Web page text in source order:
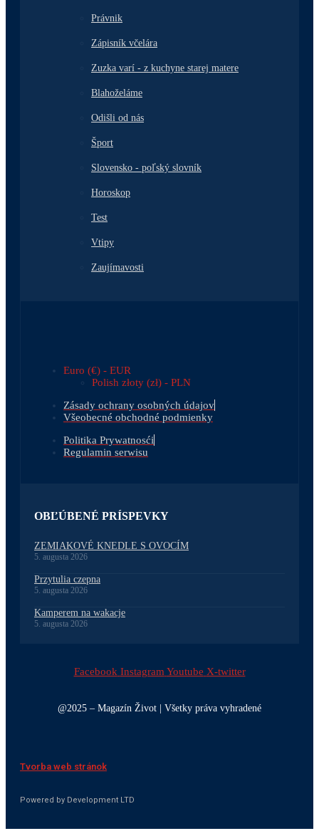
Právnik
Zápisník včelára
Zuzka varí - z kuchyne starej matere
Blahoželáme
Odišli od nás
Šport
Slovensko - poľský slovník
Horoskop
Test
Vtipy
Zaujímavosti
Euro (€) - EUR
Polish złoty (zł) - PLN
Zásady ochrany osobných údajov
Všeobecné obchodné podmienky
Politika Prywatnosći
Regulamin serwisu
OBĽÚBENÉ PRÍSPEVKY
ZEMIAKOVÉ KNEDLE S OVOCÍM
5. augusta 2026
Przytulia czepna
5. augusta 2026
Kamperem na wakacje
5. augusta 2026
Facebook Instagram Youtube X-twitter
@2025 – Magazín Život | Všetky práva vyhradené
Tvorba web stránok
Powered by Development LTD